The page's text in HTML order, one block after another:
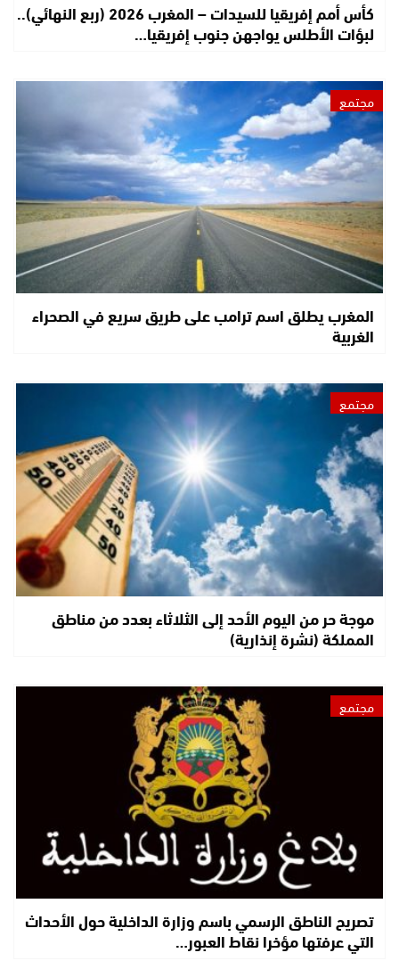
كأس أمم إفريقيا للسيدات – المغرب 2026 (ربع النهائي)..
لبؤات الأطلس يواجهن جنوب إفريقيا…
مجتمع
المغرب يطلق اسم ترامب على طريق سريع في الصحراء
الغربية
مجتمع
موجة حر من اليوم الأحد إلى الثلاثاء بعدد من مناطق
المملكة (نشرة إنذارية)
مجتمع
تصريح الناطق الرسمي باسم وزارة الداخلية حول الأحداث
التي عرفتها مؤخرا نقاط العبور…